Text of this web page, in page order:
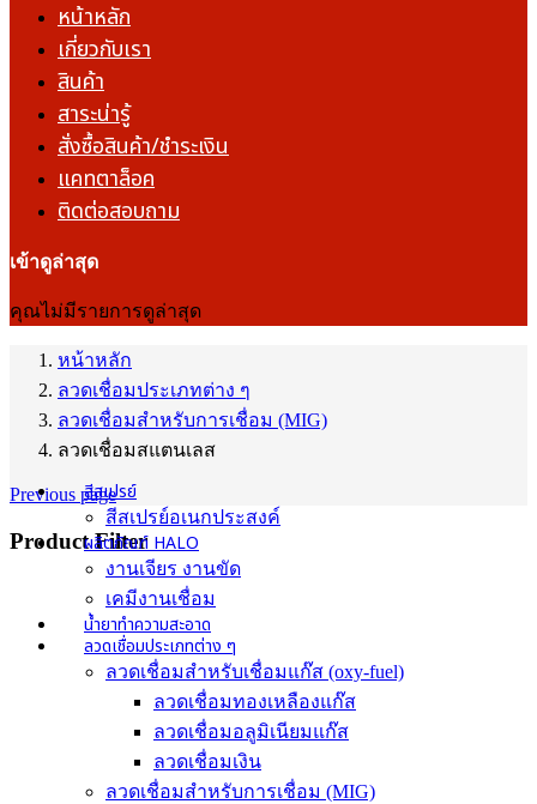
หน้าหลัก
เกี่ยวกับเรา
สินค้า
สาระน่ารู้
สั่งซื้อสินค้า/ชำระเงิน
แคทตาล็อค
ติดต่อสอบถาม
เข้าดูล่าสุด
คุณไม่มีรายการดูล่าสุด
หน้าหลัก
ลวดเชื่อมประเภทต่าง ๆ
ลวดเชื่อมสำหรับการเชื่อม (MIG)
ลวดเชื่อมสแตนเลส
Previous page
Product Filter
สีสเปรย์
สีสเปรย์อเนกประสงค์
ผลิตภัณฑ์ HALO
งานเจียร งานขัด
เคมีงานเชื่อม
น้ำยาทำความสะอาด
ลวดเชื่อมประเภทต่าง ๆ
ลวดเชื่อมสำหรับเชื่อมแก๊ส (oxy-fuel)
ลวดเชื่อมทองเหลืองแก๊ส
ลวดเชื่อมอลูมิเนียมแก๊ส
ลวดเชื่อมเงิน
ลวดเชื่อมสำหรับการเชื่อม (MIG)